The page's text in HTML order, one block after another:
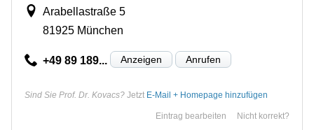
Arabellastraße 5
81925 München
+49 89 189... Anzeigen Anrufen
Sind Sie Prof. Dr. Kovacs? Jetzt E-Mail + Homepage hinzufügen
Nicht korrekt?
Eintrag bearbeiten